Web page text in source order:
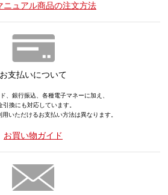
ニュアル商品の注文方法
お支払いについて
、銀行振込、各種電子マネーに加え、
引換にも対応しています。
いただけるお支払い方法は異なります。
お買い物ガイド